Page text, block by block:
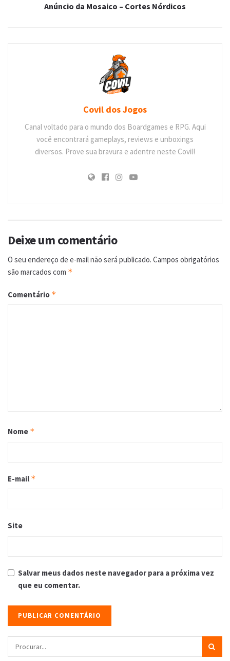
Anúncio da Mosaico – Cortes Nórdicos
Covil dos Jogos
Canal voltado para o mundo dos Boardgames e RPG. Aqui
você encontrará gameplays, reviews e unboxings
diversos. Prove sua bravura e adentre neste Covil!
Deixe um comentário
O seu endereço de e-mail não será publicado. Campos obrigatórios
são marcados com *
Comentário *
Nome *
E-mail *
Site
Salvar meus dados neste navegador para a próxima vez
que eu comentar.